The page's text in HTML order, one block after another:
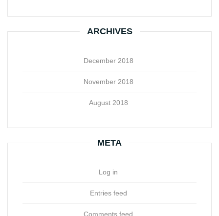
ARCHIVES
December 2018
November 2018
August 2018
META
Log in
Entries feed
Comments feed